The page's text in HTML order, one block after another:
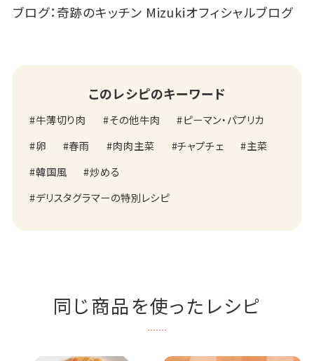
ブログ：奇跡のキッチン Mizukiオフィシャルブログ
このレシピのキーワード
牛薄切り肉 その他牛肉
ピーマン・パプリカ
卵
春雨 肉肉主菜 チャプチェ
主菜
韓国風
炒める
デリスタグラマーの特別レシピ
同じ商品を使ったレシピ